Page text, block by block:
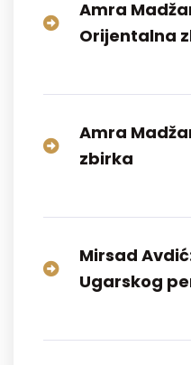
Amra
Orijentalna
Amra
zbirka
Mirsad
Ugarskog